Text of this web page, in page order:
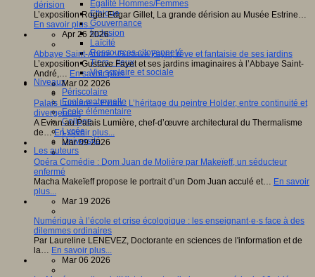
Egalité Hommes/Femmes
Ethique
Gouvernance
Inclusion
Laïcité
Ressources citoyenneté
Tiers - lieux
Vie scolaire et sociale
Niveaux
Périscolaire
Ecole maternelle
Ecole élémentaire
Collège
Lycée
Université
Les auteurs
dérision
L’exposition Roger Edgar Gillet, La grande dérision au Musée Estrine…
En savoir plus...
Apr 26 2026
Abbaye Saint-André : Gustave Fayet, rêve et fantaisie de ses jardins
L’exposition Gustave Fayet et ses jardins imaginaires à l’Abbaye Saint-
André,… En savoir plus...
Mar 02 2026
Palais Lumière – Evian : L’héritage du peintre Holder, entre continuité et
divergences
A Evian au Palais Lumière, chef-d’œuvre architectural du Thermalisme
de…En savoir plus...
Mar 09 2026
Opéra Comédie : Dom Juan de Molière par Makeïeff, un séducteur
enfermé
Macha Makeïeff propose le portrait d’un Dom Juan acculé et… En savoir
plus...
Mar 19 2026
Numérique à l’école et crise écologique : les enseignant·e·s face à des
dilemmes ordinaires
Par Laureline LENEVEZ, Doctorante en sciences de l'information et de
la… En savoir plus...
Mar 06 2026